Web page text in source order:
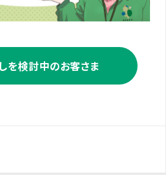
を検討中のお客さま